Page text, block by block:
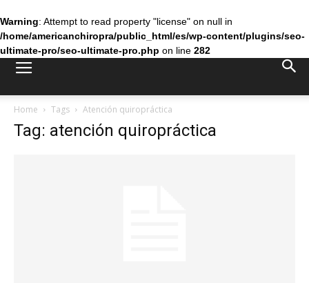
Warning: Attempt to read property "license" on null in
/home/americanchiropra/public_html/es/wp-content/plugins/seo-
ultimate-pro/seo-ultimate-pro.php on line 282
Home Tags Atención quiropráctica
Tag: atención quiropráctica